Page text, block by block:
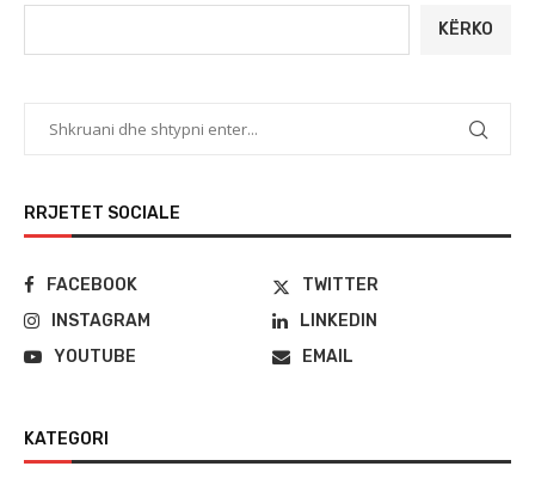
KËRKO
RRJETET SOCIALE
FACEBOOK
TWITTER
INSTAGRAM
LINKEDIN
YOUTUBE
EMAIL
KATEGORI